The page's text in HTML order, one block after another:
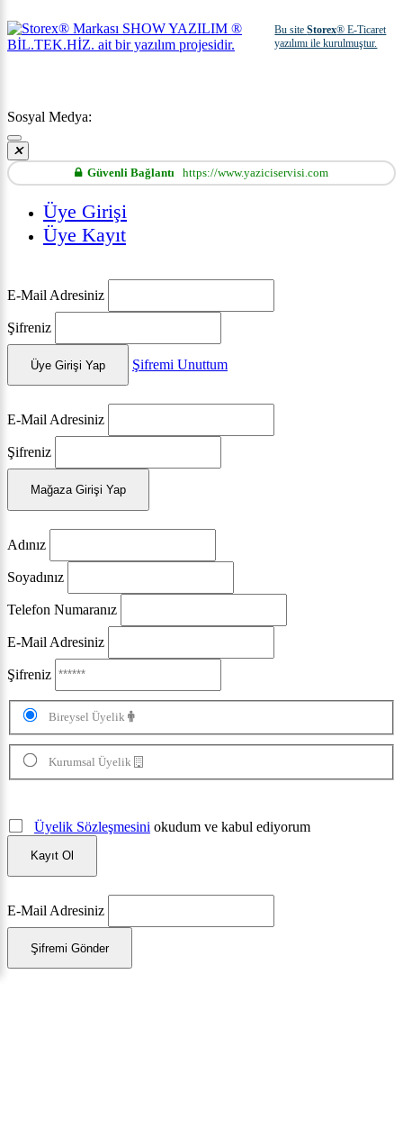
Bu siteStorex® E-Ticaret
yazılımı ile kurulmuştur.
Sosyal Medya:
Güvenli Bağlantı https://www.yaziciservisi.com
Üye Girişi
Üye Kayıt
E-Mail Adresiniz
Şifreniz
Üye Girişi Yap Şifremi Unuttum
E-Mail Adresiniz
Şifreniz
Mağaza Girişi Yap
Adınız
Soyadınız
Telefon Numaranız
E-Mail Adresiniz
Şifreniz
Bireysel Üyelik
Kurumsal Üyelik
Üyelik Sözleşmesini okudum ve kabul ediyorum
Kayıt Ol
E-Mail Adresiniz
Şifremi Gönder